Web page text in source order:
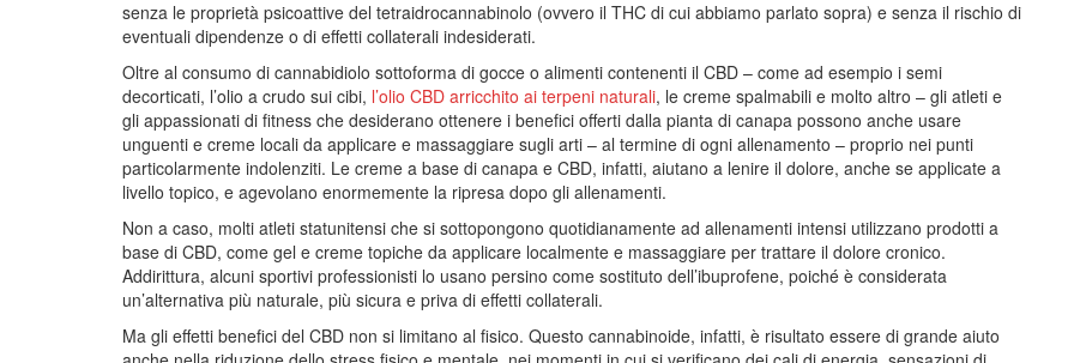
senza le proprietà psicoattive del tetraidrocannabinolo (ovvero il THC di cui abbiamo parlato sopra) e senza il rischio di
eventuali dipendenze o di effetti collaterali indesiderati.
Oltre al consumo di cannabidiolo sottoforma di gocce o alimenti contenenti il CBD – come ad esempio i semi
decorticati, l’olio a crudo sui cibi, l’olio CBD arricchito ai terpeni naturali, le creme spalmabili e molto altro – gli atleti e
gli appassionati di fitness che desiderano ottenere i benefici offerti dalla pianta di canapa possono anche usare
unguenti e creme locali da applicare e massaggiare sugli arti – al termine di ogni allenamento – proprio nei punti
particolarmente indolenziti. Le creme a base di canapa e CBD, infatti, aiutano a lenire il dolore, anche se applicate a
livello topico, e agevolano enormemente la ripresa dopo gli allenamenti.
Non a caso, molti atleti statunitensi che si sottopongono quotidianamente ad allenamenti intensi utilizzano prodotti a
base di CBD, come gel e creme topiche da applicare localmente e massaggiare per trattare il dolore cronico.
Addirittura, alcuni sportivi professionisti lo usano persino come sostituto dell’ibuprofene, poiché è considerata
un’alternativa più naturale, più sicura e priva di effetti collaterali.
Ma gli effetti benefici del CBD non si limitano al fisico. Questo cannabinoide, infatti, è risultato essere di grande aiuto